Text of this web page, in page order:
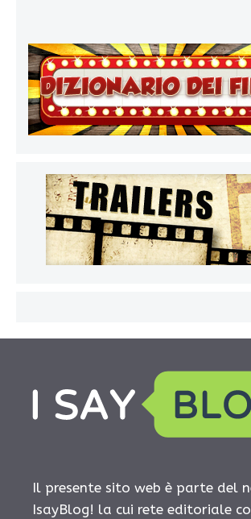
Il presente sito web è parte del
IsayBlog! la cui rete editoriale